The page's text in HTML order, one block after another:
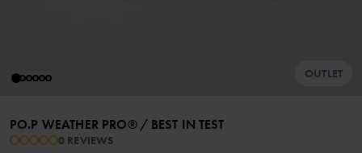
OUTLET
PO.P WEATHER PRO® / BEST IN TEST
0 REVIEWS